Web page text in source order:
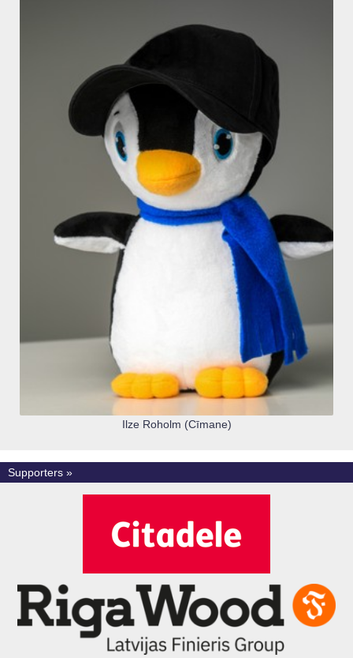
Ilze Roholm (Cīmane)
Supporters »